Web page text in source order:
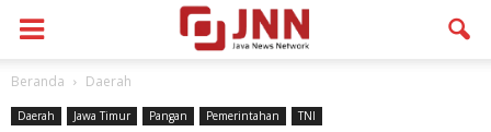
Beranda Daerah
Daerah Jawa Timur Pangan Pemerintahan TNI